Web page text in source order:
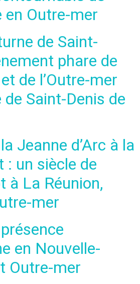
en Outre-mer
de Saint-
phare de
de l’Outre-mer
de Saint-Denis de
Jeanne d’Arc à la
: un siècle de
à La Réunion,
mer
en Nouvelle-
Outre-mer